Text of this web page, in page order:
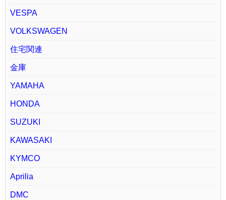
VESPA
VOLKSWAGEN
住宅関連
金庫
YAMAHA
HONDA
SUZUKI
KAWASAKI
KYMCO
Aprilia
DMC